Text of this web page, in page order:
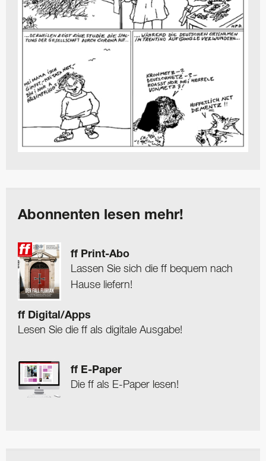
Abonnenten lesen mehr!
ff Print-Abo
Lassen Sie sich die ff bequem nach
Hause liefern!
ff Digital/Apps
Lesen Sie die ff als digitale Ausgabe!
ff E-Paper
Die ff als E-Paper lesen!